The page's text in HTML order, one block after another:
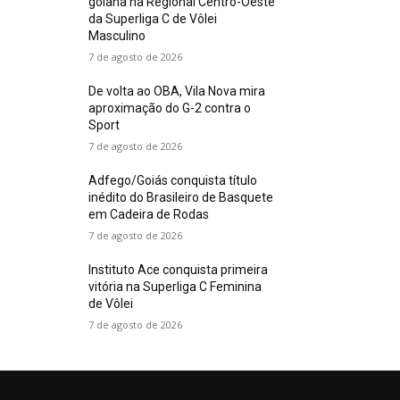
da Superliga C de Vôlei
Masculino
7 de agosto de 2026
De volta ao OBA, Vila Nova mira
aproximação do G-2 contra o
Sport
7 de agosto de 2026
Adfego/Goiás conquista título
inédito do Brasileiro de Basquete
em Cadeira de Rodas
7 de agosto de 2026
Instituto Ace conquista primeira
vitória na Superliga C Feminina
de Vôlei
7 de agosto de 2026